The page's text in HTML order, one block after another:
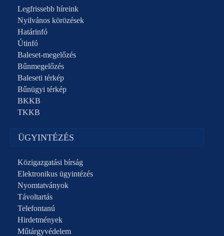
Legfrissebb híreink
Nyilvános körözések
Határinfó
Útinfó
Baleset-megelőzés
Bűnmegelőzés
Baleseti térkép
Bűnügyi térkép
BKKB
TKKB
ÜGYINTÉZÉS
Közigazgatási bírság
Elektronikus ügyintézés
Nyomtatványok
Távoltartás
Telefontanú
Hirdetmények
Műtárgyvédelem